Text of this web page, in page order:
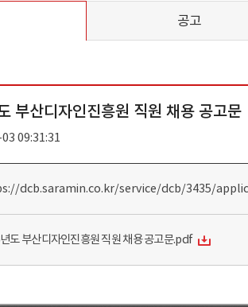
공고
부산디자인진흥원 직원 채용 공고문
09:31:31
dcb.saramin.co.kr/service/dcb/3435/
도 부산디자인진흥원 직원 채용 공고문.pdf